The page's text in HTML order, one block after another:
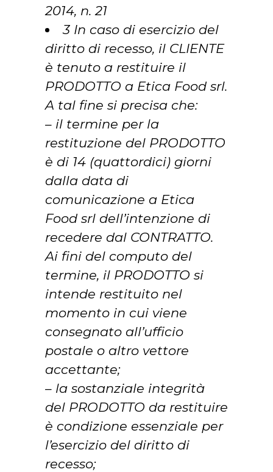
2014, n. 21
3 In caso di esercizio del
diritto di recesso, il CLIENTE
è tenuto a restituire il
PRODOTTO a Etica Food srl.
A tal fine si precisa che:
– il termine per la
restituzione del PRODOTTO
è di 14 (quattordici) giorni
dalla data di
comunicazione a Etica
Food srl dell’intenzione di
recedere dal CONTRATTO.
Ai fini del computo del
termine, il PRODOTTO si
intende restituito nel
momento in cui viene
consegnato all’ufficio
postale o altro vettore
accettante;
– la sostanziale integrità
del PRODOTTO da restituire
è condizione essenziale per
l’esercizio del diritto di
recesso;